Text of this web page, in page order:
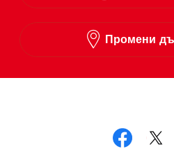
© ФЕРЕРО 2026, ВСИЧКИ ПРАВА